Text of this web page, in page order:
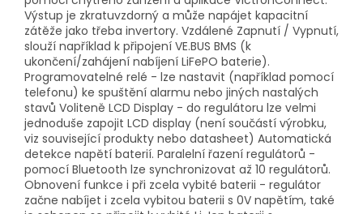
Výstup je zkratuvzdorný a může napájet kapacitní
zátěže jako třeba invertory. Vzdálené Zapnutí / Vypnutí,
slouží například k připojení VE.BUS BMS (k
ukončení/zahájení nabíjení LiFePO baterie).
Programovatelné relé - lze nastavit (například pomocí
telefonu) ke spuštění alarmu nebo jiných nastalých
stavů Voliteně LCD Display - do regulátoru lze velmi
jednoduše zapojit LCD display (není součástí výrobku,
viz související produkty nebo datasheet) Automatická
detekce napětí baterií. Paralelní řazení regulátorů -
pomocí Bluetooth lze synchronizovat až 10 regulátorů.
Obnovení funkce i při zcela vybité baterii - regulátor
začne nabíjet i zcela vybitou baterii s 0V napětím, také